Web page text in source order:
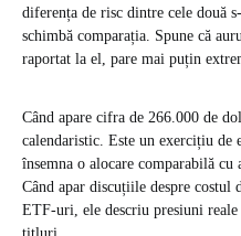
diferența de risc dintre cele două
schimbă comparația. Spune că
raportat la el, pare mai puțin
Când apare cifra de 266.000 de
calendaristic. Este un exercițiu de
însemna o alocare comparabilă
Când apar discuțiile despre
ETF-uri, ele descriu presiuni